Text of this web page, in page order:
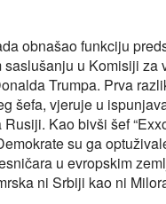
obnašao funkciju
saslušanju u Komisiji za
Trumpa. Prva
šefa, vjeruje u
Kao bivši šef
su ga
u evropskim
ni Srbiji kao ni